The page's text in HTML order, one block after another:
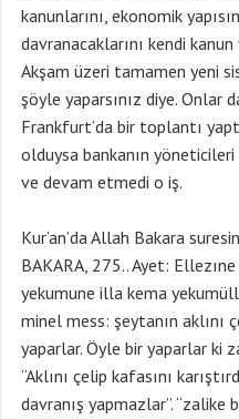
kanunlarını, ekonomik
davranacaklarını kendi
Akşam üzeri tamamen yeni
şöyle yaparsınız diye. Onlar
Frankfurt’da bir toplantı
olduysa bankanın yöneticileri
ve devam etmedi o iş.
Kur’an’da Allah Bakara
BAKARA, 275.. Ayet:
yekumune illa kema
minel mess: şeytanın aklını
yaparlar. Öyle bir yaparlar ki
“Aklını çelip kafasını
davranış yapmazlar”. “zalike